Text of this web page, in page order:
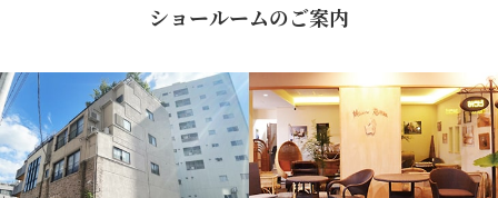
ショールームのご案内